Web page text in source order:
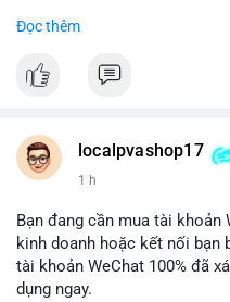
Đặt hàng ngay hôm nay để
👉 Order tại: localpvashop
👉 Telegram: @localpvashop
👉 Email:
Đừng bỏ lỡ cơ hội cải thiện
cách hiệu quả!
Đọc thêm
localpvashop17
1 h
Bạn đang cần mua tài khoản
kinh doanh hoặc kết nối bạn
tài khoản WeChat 100% đã
dụng ngay.